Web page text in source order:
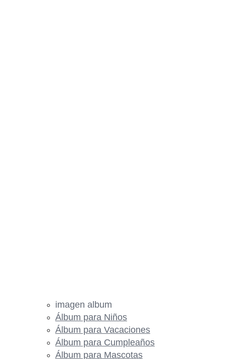
imagen album
Álbum para Niños
Álbum para Vacaciones
Álbum para Cumpleaños
Álbum para Mascotas